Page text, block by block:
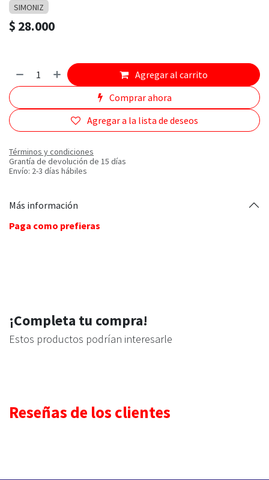
SIMONIZ
$ 28.000
Agregar al carrito
Comprar ahora
Agregar a la lista de deseos
Términos y condiciones
Grantía de devolución de 15 días
Envío: 2-3 días hábiles
Más información
Paga como prefieras
¡Completa tu compra!
Estos productos podrían interesarle
Reseñas de los clientes